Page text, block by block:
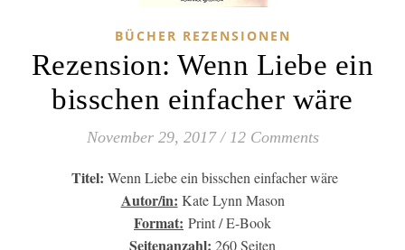
BÜCHER REZENSIONEN
Rezension: Wenn Liebe ein
bisschen einfacher wäre
November 29, 2017 / 12 Comments
Titel: Wenn Liebe ein bisschen einfacher wäre
Autor/in: Kate Lynn Mason
Format: Print / E-Book
Seitenanzahl: 260 Seiten